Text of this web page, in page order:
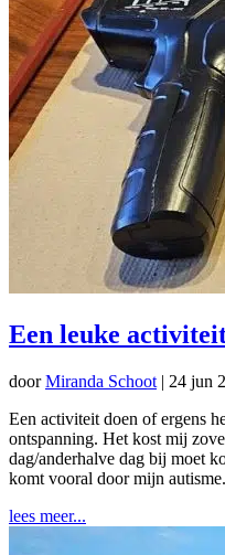
Een leuke
doorMiranda Schoot | 24 jun
Een activiteit doen of ergens
ontspanning. Het kost mij
dag/anderhalve dag bij moet
komt vooral door mijn autisme.
lees meer...